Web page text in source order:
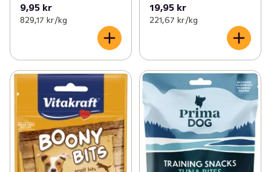
9,95 kr
829,17 kr /kg
19,95 kr
221,67 kr /kg